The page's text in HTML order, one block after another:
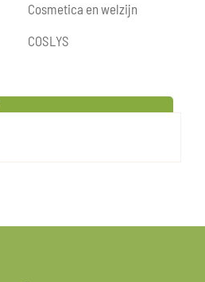
Cosmetica en welzijn
COSLYS